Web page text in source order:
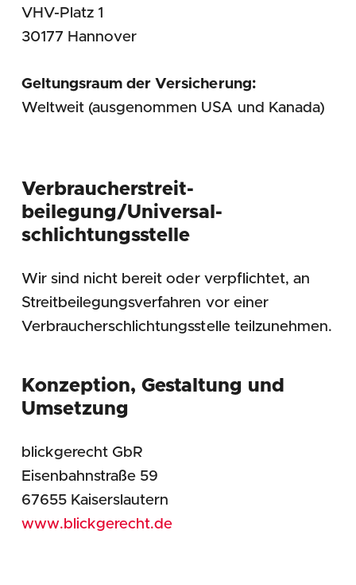
VHV-Platz 1
30177 Hannover
Geltungsraum der Versicherung:
Weltweit (ausgenommen USA und Kanada)
Verbraucher­streit­
beilegung/Universal­
schlichtungs­stelle
Wir sind nicht bereit oder verpflichtet, an
Streitbeilegungsverfahren vor einer
Verbraucherschlichtungsstelle teilzunehmen.
Konzeption, Gestaltung und
Umsetzung
blickgerecht GbR
Eisenbahnstraße 59
67655 Kaiserslautern
www.blickgerecht.de